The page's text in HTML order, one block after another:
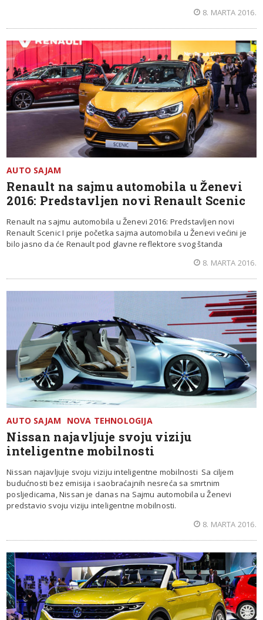
8. MARTA 2016.
AUTO SAJAM
Renault na sajmu automobila u Ženevi
2016: Predstavljen novi Renault Scenic
Renault na sajmu automobila u Ženevi 2016: Predstavljen novi
Renault Scenic I prije početka sajma automobila u Ženevi većini je
bilo jasno da će Renault pod glavne reflektore svog štanda
8. MARTA 2016.
AUTO SAJAM NOVA TEHNOLOGIJA
Nissan najavljuje svoju viziju
inteligentne mobilnosti
Nissan najavljuje svoju viziju inteligentne mobilnosti Sa ciljem
budućnosti bez emisija i saobraćajnih nesreća sa smrtnim
posljedicama, Nissan je danas na Sajmu automobila u Ženevi
predstavio svoju viziju inteligentne mobilnosti.
8. MARTA 2016.